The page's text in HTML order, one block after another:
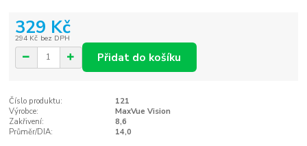
329 Kč
294 Kč bez DPH
Přidat do košíku
Číslo produktu:
121
Výrobce:
MaxVue Vision
Zakřivení:
8,6
Průměr/DIA:
14,0